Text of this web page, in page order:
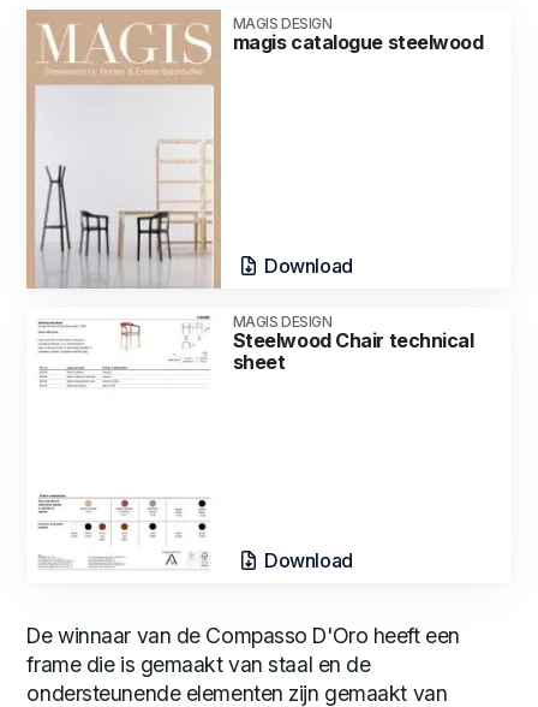
MAGIS DESIGN
magis catalogue steelwood
Download
MAGIS DESIGN
Steelwood Chair technical
sheet
Download
De winnaar van de Compasso D'Oro heeft een
frame die is gemaakt van staal en de
ondersteunende elementen zijn gemaakt van